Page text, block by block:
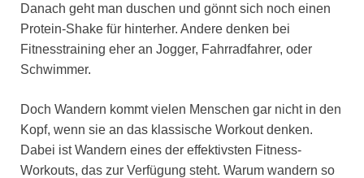
Danach geht man duschen und gönnt sich noch einen
Protein-Shake für hinterher. Andere denken bei
Fitnesstraining eher an Jogger, Fahrradfahrer, oder
Schwimmer.
Doch Wandern kommt vielen Menschen gar nicht in den
Kopf, wenn sie an das klassische Workout denken.
Dabei ist Wandern eines der effektivsten Fitness-
Workouts, das zur Verfügung steht. Warum wandern so